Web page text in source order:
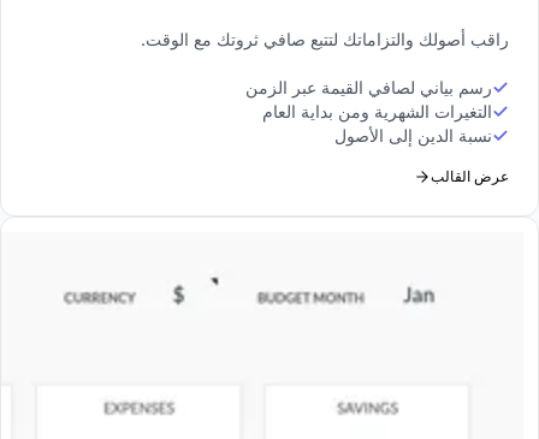
راقب أصولك والتزاماتك لتتبع صافي ثروتك مع الوقت.
رسم بياني لصافي القيمة عبر الزمن
التغيرات الشهرية ومن بداية العام
نسبة الدين إلى الأصول
عرض القالب